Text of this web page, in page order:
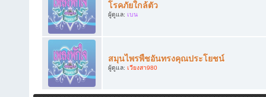
โรคภัยใกล้ตัว
ผู้ดูแล: เบน
สมุนไพรพืชอันทรงคุณประโยชน์
ผู้ดูแล: เวียงสา980